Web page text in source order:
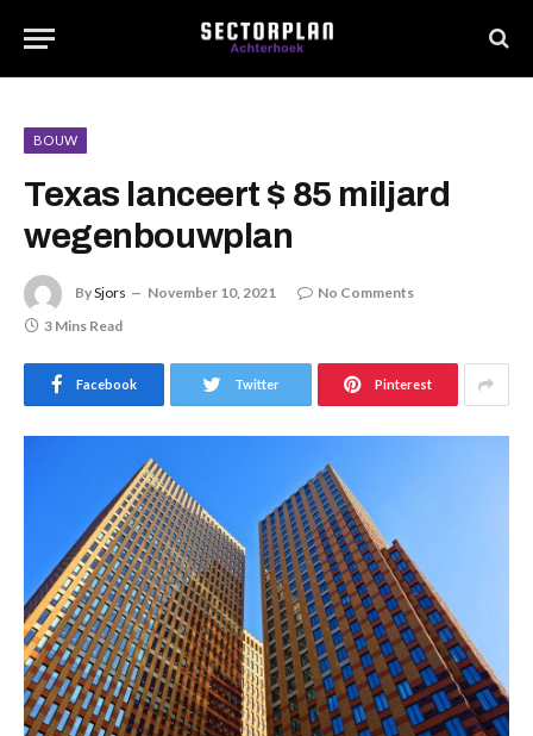
BOUW
Texas lanceert $ 85 miljard
wegenbouwplan
BySjors November 10, 2021
No Comments
3 Mins Read
Facebook Twitter Pinterest